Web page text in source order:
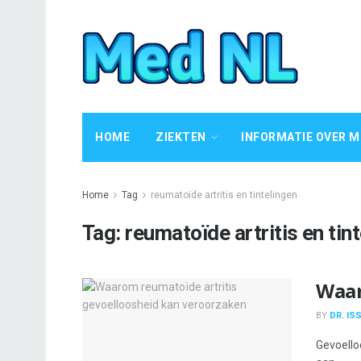
HOME ZIEKTEN INFORMATIE OVER
Home Tag reumatoïde artritis en tintelingen
Tag: reumatoïde artritis en
BY DR.